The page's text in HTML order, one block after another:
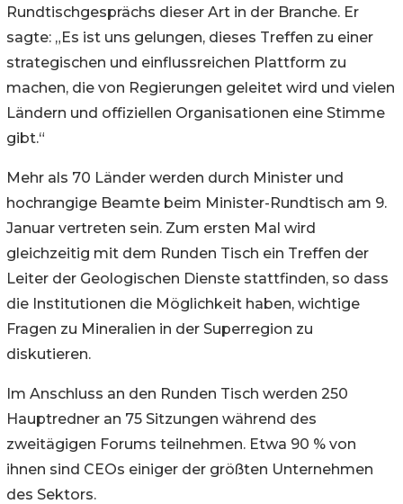
Rundtischgesprächs dieser Art in der Branche. Er
sagte: „Es ist uns gelungen, dieses Treffen zu einer
strategischen und einflussreichen Plattform zu
machen, die von Regierungen geleitet wird und vielen
Ländern und offiziellen Organisationen eine Stimme
gibt.“
Mehr als 70 Länder werden durch Minister und
hochrangige Beamte beim Minister-Rundtisch am 9.
Januar vertreten sein. Zum ersten Mal wird
gleichzeitig mit dem Runden Tisch ein Treffen der
Leiter der Geologischen Dienste stattfinden, so dass
die Institutionen die Möglichkeit haben, wichtige
Fragen zu Mineralien in der Superregion zu
diskutieren.
Im Anschluss an den Runden Tisch werden 250
Hauptredner an 75 Sitzungen während des
zweitägigen Forums teilnehmen. Etwa 90 % von
ihnen sind CEOs einiger der größten Unternehmen
des Sektors.